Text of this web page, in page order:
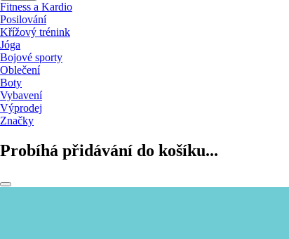
Fitness a Kardio
Posilování
Křížový trénink
Jóga
Bojové sporty
Oblečení
Boty
Vybavení
Výprodej
Značky
Probíhá přidávání do košíku...